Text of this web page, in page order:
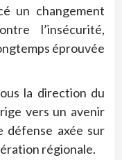
un changement
l’insécurité,
éprouvée
la direction du
vers un avenir
défense axée sur
régionale.